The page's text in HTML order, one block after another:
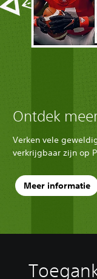
Ontdek
Verken vele
verkrijgbaar zijn op
Meer informatie
V
S
A